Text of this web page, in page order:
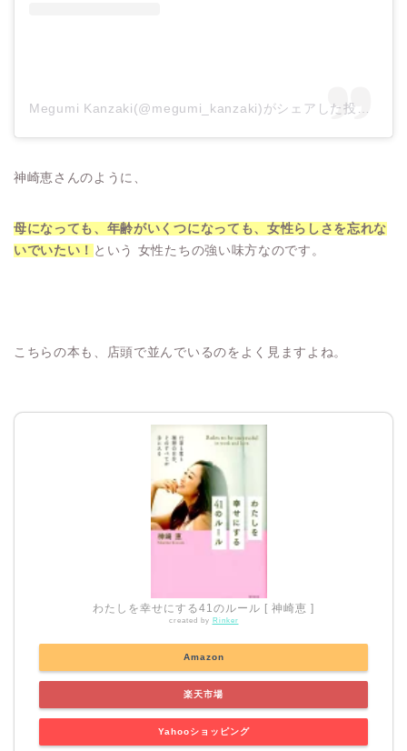
Megumi Kanzaki(@megumi_kanzaki)がシェアした投稿
神崎恵さんのように、
母になっても、年齢がいくつになっても、女性らしさを忘れな
いでいたい！ という 女性たちの強い味方なのです。
こちらの本も、店頭で並んでいるのをよく見ますよね。
わたしを幸せにする41のルール [ 神崎恵 ]
created by Rinker
Amazon
楽天市場
Yahooショッピング